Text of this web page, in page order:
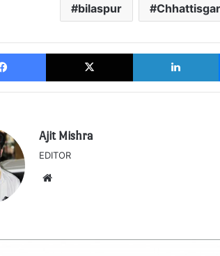
bilaspur
Facebook X
Ajit Mishra
EDITOR